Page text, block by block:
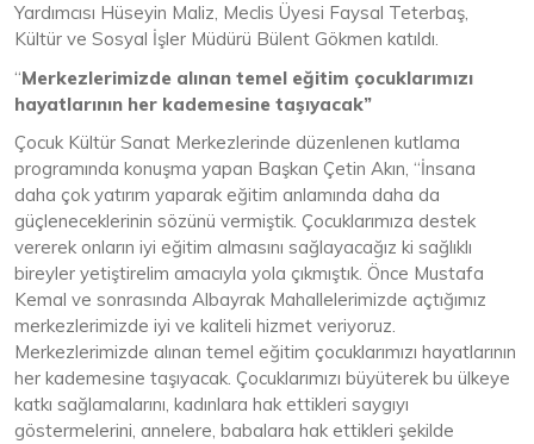
Yardımcısı Hüseyin Maliz, Meclis Üyesi Faysal Teterbaş,
Kültür ve Sosyal İşler Müdürü Bülent Gökmen katıldı.
“Merkezlerimizde alınan temel eğitim çocuklarımızı
hayatlarının her kademesine taşıyacak”
Çocuk Kültür Sanat Merkezlerinde düzenlenen kutlama
programında konuşma yapan Başkan Çetin Akın, “İnsana
daha çok yatırım yaparak eğitim anlamında daha da
güçleneceklerinin sözünü vermiştik. Çocuklarımıza destek
vererek onların iyi eğitim almasını sağlayacağız ki sağlıklı
bireyler yetiştirelim amacıyla yola çıkmıştık. Önce Mustafa
Kemal ve sonrasında Albayrak Mahallelerimizde açtığımız
merkezlerimizde iyi ve kaliteli hizmet veriyoruz.
Merkezlerimizde alınan temel eğitim çocuklarımızı hayatlarının
her kademesine taşıyacak. Çocuklarımızı büyüterek bu ülkeye
katkı sağlamalarını, kadınlara hak ettikleri saygıyı
göstermelerini, annelere, babalara hak ettikleri şekilde